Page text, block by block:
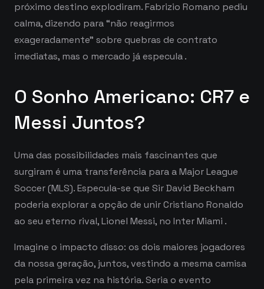
próximo destino explodiram. Fabrizio Romano pediu
calma, dizendo para “não reagirmos
exageradamente” sobre quebras de contrato
imediatas, mas o mercado já especula.
O Sonho Americano: CR7 e
Messi Juntos?
Uma das possibilidades mais fascinantes que
surgiram é uma transferência para a Major League
Soccer (MLS). Especula-se que Sir David Beckham
poderia explorar a opção de unir Cristiano Ronaldo
ao seu eterno rival, Lionel Messi, no Inter Miami .
Imagine o impacto disso: os dois maiores jogadores
da nossa geração, juntos, vestindo a mesma camisa
pela primeira vez na história. Seria o evento